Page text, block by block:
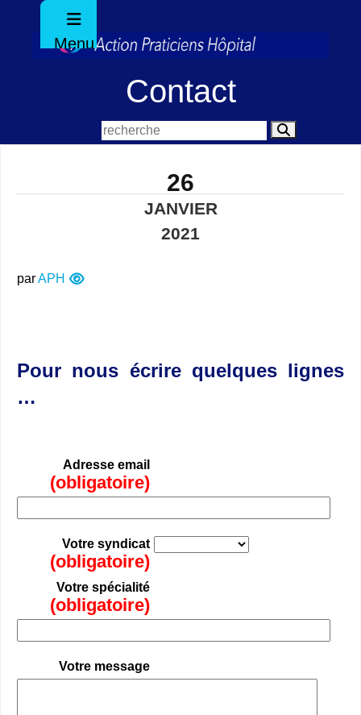
Menu
Contact
26
JANVIER
2021
parAPH
Pour nous écrire quelques lignes
…
Adresse email
(obligatoire)
Votre syndicat
(obligatoire)
Votre spécialité
(obligatoire)
Votre message